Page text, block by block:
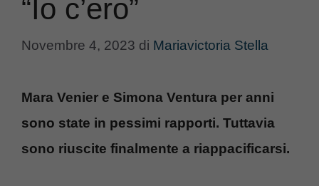
“Io c’ero”
Novembre 4, 2023 di Mariavictoria Stella
Mara Venier e Simona Ventura per anni
sono state in pessimi rapporti. Tuttavia
sono riuscite finalmente a riappacificarsi.